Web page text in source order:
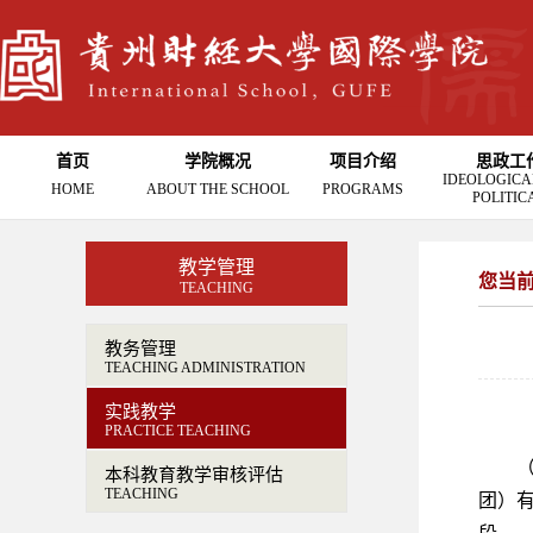
首页
HOME
学院概况
ABOUT THE SCHOOL
项目介绍
PROGRAMS
思政工
教学管理
TEACHING
教务管理
TEACHING ADMINISTRATION
实践教学
PRACTICE TEACHING
本科教育教学审核评估
TEACHING
您当
团）